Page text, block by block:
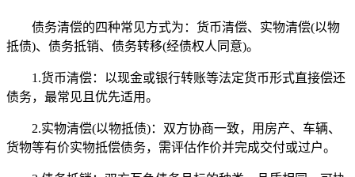
债务清偿的四种常见方式为：货币清偿、实物清偿(以物
抵债)、债务抵销、债务转移(经债权人同意)。‌‌
‌1.货币清偿‌：以现金或银行转账等法定货币形式直接偿还
债务，最常见且优先适用。
‌2.实物清偿(以物抵债)‌：双方协商一致，用房产、车辆、
货物等有价实物抵偿债务，需评估作价并完成交付或过户。